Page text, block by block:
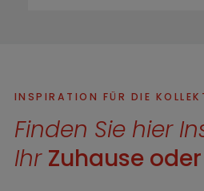
INSPIRATION FÜR DIE
Finden Sie hier
Ihr Zuhause